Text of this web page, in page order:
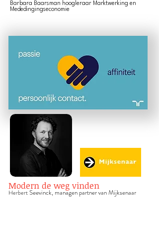
Barbara Baarsman hoog leraar Marktwerking en
Mededingingseconomie
Modern de weg vinden
HerbertSeevinck, managen partner van Mijksenaar